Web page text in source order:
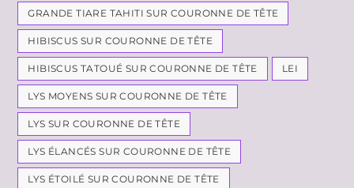
GRANDE TIARE TAHITI SUR COURONNE DE TÊTE
HIBISCUS SUR COURONNE DE TÊTE
HIBISCUS TATOUÉ SUR COURONNE DE TÊTE LEI
LYS MOYENS SUR COURONNE DE TÊTE
LYS SUR COURONNE DE TÊTE
LYS ÉLANCÉS SUR COURONNE DE TÊTE
LYS ÉTOILÉ SUR COURONNE DE TÊTE